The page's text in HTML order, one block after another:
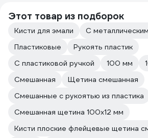
Этот товар из подборок
Кисти для эмали
С
Пластиковые
Рукоять пластик
С пластиковой ручкой
100 мм
Смешанная
Щетина смешанная
Смешанные с рукоятью из пластика
Смешанная щетина 100х12 мм
Кисти плоские флейцевые щетина